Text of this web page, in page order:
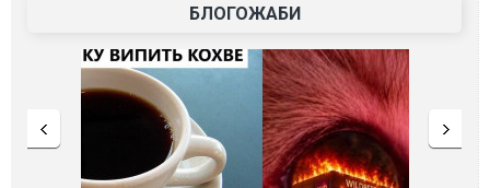
БЛОГОЖАБИ